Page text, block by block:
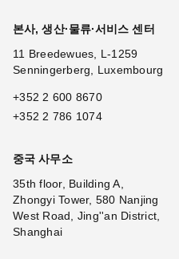
본사, 생산·물류·서비스 센터
11 Breedewues, L-1259
Senningerberg, Luxembourg
+352 2 600 8670
+352 2 786 1074
중국 사무소
35th floor, Building A,
Zhongyi Tower, 580 Nanjing
West Road, Jing''an District,
Shanghai